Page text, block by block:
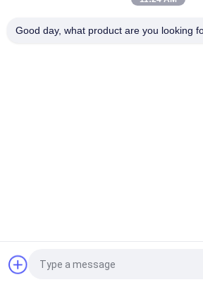
Waterdicht, stofdicht en magnetische
Vraag een offerte
Good day, what product are you looking